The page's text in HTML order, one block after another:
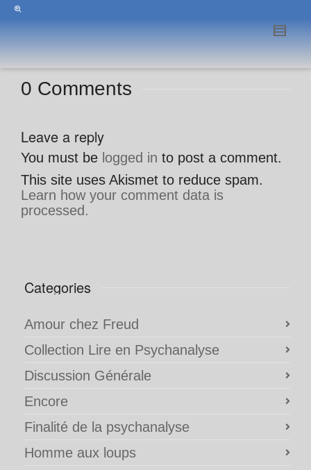
0 Comments
Leave a reply
You must be logged in to post a comment.
This site uses Akismet to reduce spam.
Learn how your comment data is
processed.
Categories
Amour chez Freud
Collection Lire en Psychanalyse
Discussion Générale
Encore
Finalité de la psychanalyse
Homme aux loups